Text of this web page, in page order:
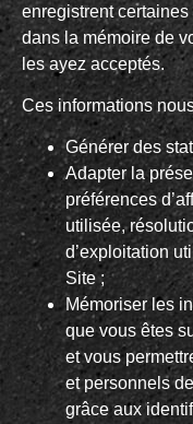
enregistrent
dans la mémoire de
les ayez acceptés.
Ces informations
Générer des
Adapter la
préférences
utilisée,
d’exploitation
Site ;
Mémoriser les
que vous êtes
et vous
et personnels
grâce aux